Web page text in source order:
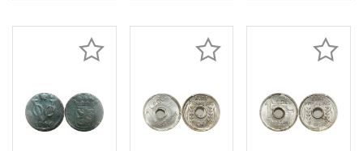
offer